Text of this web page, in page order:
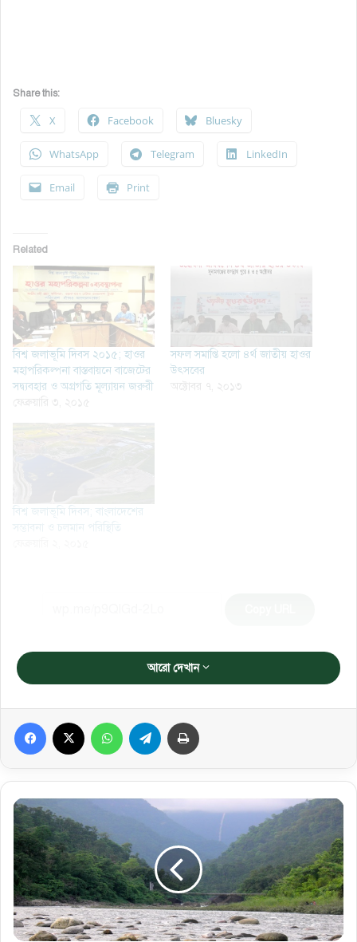
Share this:
X Facebook Bluesky
WhatsApp Telegram LinkedIn
Email Print
Related
বিশ্ব জলাভূমি দিবস ২০১৫; হাওর
মহাপরিকল্পনা বাস্তবায়নে বাজেটের
সদ্ব্যবহার ও অগ্রগতি মূল্যায়ন জরুরী
সফল সমাপ্তি হলো ৪র্থ জাতীয় হাওর
উৎসবের
অক্টোবর ৭, ২০১৩
বিশ্ব জলাভূমি দিবস; বাংলাদেশের
আরো দেখান